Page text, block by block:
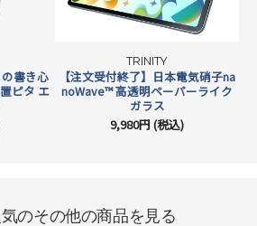
書き心
ピタ エ
TRINITY
【注文受付終了】日本電気硝子na
noWave™ 高透明ペーパーライク
ガラス
9,980円 (税込)
のその他の商品を見る